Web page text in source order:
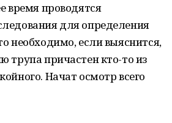
время проводятся
для определения
необходимо, если выяснится,
трупа причастен кто-то из
Начат осмотр всего